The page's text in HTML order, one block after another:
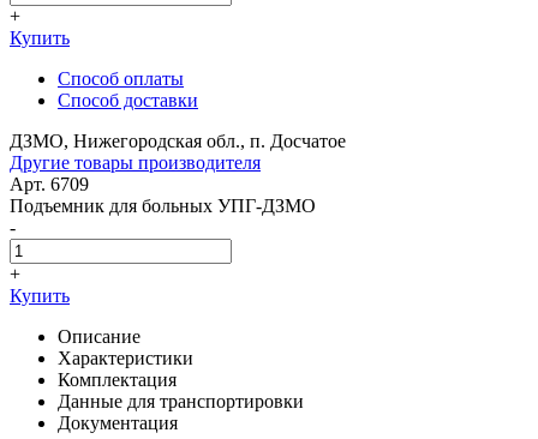
+
Купить
Способ оплаты
Способ доставки
ДЗМО, Нижегородская обл., п. Досчатое
Другие товары производителя
Арт. 6709
Подъемник для больных УПГ-ДЗМО
-
+
Купить
Описание
Характеристики
Комплектация
Данные для транспортировки
Документация